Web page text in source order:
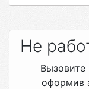
Не
оформив